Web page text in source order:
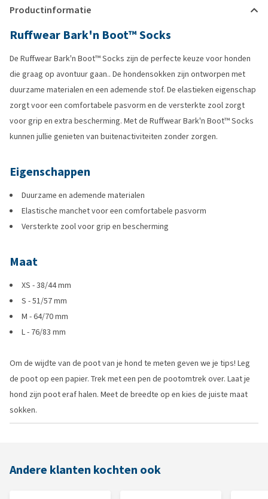
Productinformatie
Ruffwear Bark'n Boot™ Socks
De Ruffwear Bark'n Boot™ Socks zijn de perfecte keuze voor honden
die graag op avontuur gaan.. De hondensokken zijn ontworpen met
duurzame materialen en een ademende stof. De elastieken eigenschap
zorgt voor een comfortabele pasvorm en de versterkte zool zorgt
voor grip en extra bescherming. Met de Ruffwear Bark'n Boot™ Socks
kunnen jullie genieten van buitenactiviteiten zonder zorgen.
Eigenschappen
Duurzame en ademende materialen
Elastische manchet voor een comfortabele pasvorm
Versterkte zool voor grip en bescherming
Maat
XS - 38/44 mm
S - 51/57 mm
M - 64/70 mm
L - 76/83 mm
Om de wijdte van de poot van je hond te meten geven we je tips! Leg
de poot op een papier. Trek met een pen de pootomtrek over. Laat je
hond zijn poot eraf halen. Meet de breedte op en kies de juiste maat
sokken.
Andere klanten kochten ook